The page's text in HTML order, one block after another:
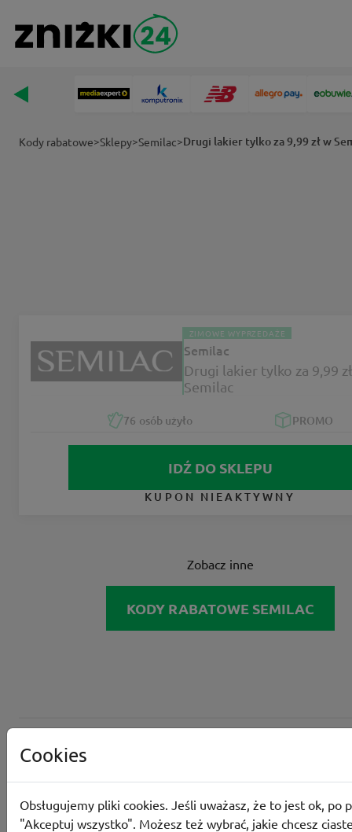
Kody rabatowe>Sklepy>Semilac>Drugi lakier tylko za 9,99 zł w
ZIMOWE WYPRZEDAŻE
Semilac
Drugi lakier tylko za 9,99
Semilac
76 osób użyło PROMO
IDŹ DO SKLEPU
KUPON NIEAKTYWNY
Zobacz inne
KODY RABATOWE SEMILAC
Cookies
Obsługujemy pliki cookies. Jeśli uważasz, że to jest ok, po
"Akceptuj wszystko". Możesz też wybrać, jakie chcesz